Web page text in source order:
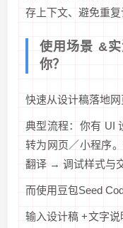
存上下文、避免重复
使用场景 &
你？
快速从设计稿落地
典型流程：你有 UI
转为网页／小程序
翻译 → 调试样式与
而使用豆包Seed
输入设计稿 +文字